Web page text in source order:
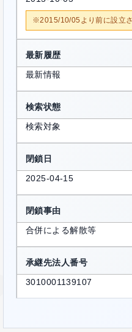
※2015/10/05より前に設立
最新履歴
最新情報
検索状態
検索対象
閉鎖日
2025-04-15
閉鎖事由
合併による解散等
承継先法人番号
3010001139107